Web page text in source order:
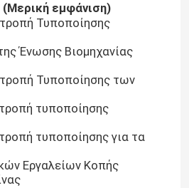
κυλίνδρων
ρητίνης
(Μερική εμφάνιση)
Τυποποίησης
Ένωσης Βιομηχανίας
Τυποποίησης των
τυποποίησης
τυποποίησης για τα
Εργαλείων Κοπής